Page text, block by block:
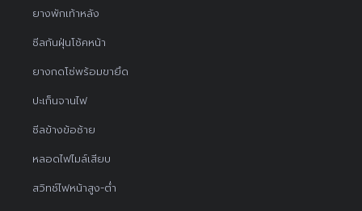
ยางพักเท้าหลัง
ซีลกันฝุ่นโช้คหน้า
ยางกดโซ่พร้อมขายึด
ปะเก็นจานไฟ
ซีลข้างข้อซ้าย
หลอดไฟไมล์เสียบ
สวิทช์ไฟหน้าสูง-ต่ำ